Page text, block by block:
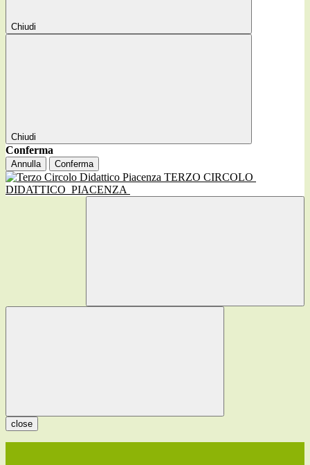
Chiudi
Chiudi
Conferma
Annulla Conferma
TERZO CIRCOLO
DIDATTICO PIACENZA
close